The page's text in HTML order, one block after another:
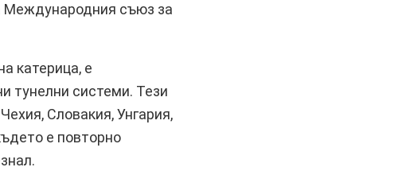
Международния съюз за
катерица, е
тунелни системи. Тези
Словакия, Унгария,
е повторно